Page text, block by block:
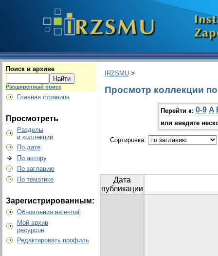
Поиск в архиве
Расширенный поиск
Главная страница
Просмотреть
Разделы
и коллекции
По дате
По автору
По заглавию
По тематике
Зарегистрированным:
Обновления на e-mail
Мой архив
ресурсов
Редактировать профиль
IRZSMU >
Просмотр коллекции
Перейти к: 0-9 A
или введите
Сортировка:
Дата
публикации